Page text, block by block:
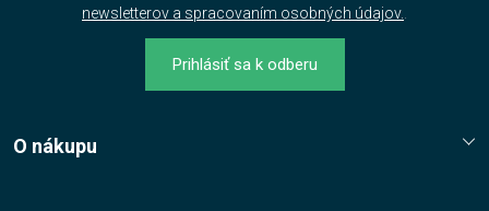
newsletterov a spracovaním osobných údajov.
Prihlásiť sa k odberu
O nákupu